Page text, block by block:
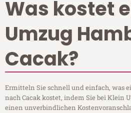
Was kostet
Umzug
Cacak?
Ermitteln Sie schnell und einfach, was
nach Cacak kostet, indem Sie bei Klein
einen unverbindlichen